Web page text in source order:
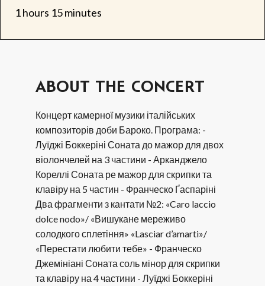
1 hours 15 minutes
ABOUT THE CONCERT
Концерт камерної музики італійських
композиторів доби Бароко. Програма: -
Луїджі Боккеріні Соната до мажор для двох
віолончелей на 3 частини - Арканджело
Кореллі Соната ре мажор для скрипки та
клавіру на 5 частин - Франческо Ґаспаріні
Два фрагменти з кантати №2: «Caro laccio
dolce nodo»/ «Вишукане мереживо
солодкого сплетіння» «Lasciar d’amarti»/
«Перестати любити тебе» - Франческо
Джемініані Соната соль мінор для скрипки
та клавіру на 4 частини - Луїджі Боккеріні